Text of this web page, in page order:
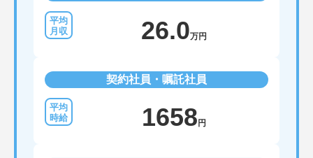
26.0万円
契約社員・嘱託社員
1658 円